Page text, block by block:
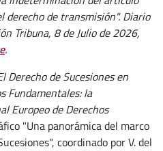
derecho de transmisión". Diario
Tribuna, 8 de Julio de 2026,
.
Derecho de Sucesiones en
Fundamentales: la
Europeo de Derechos
"Una panorámica del marco
coordinado por V. del